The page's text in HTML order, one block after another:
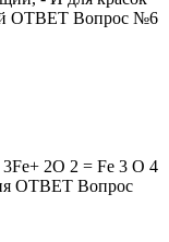
ОТВЕТ Вопрос №6
2O 2 = Fe 3 O 4
ОТВЕТ Вопрос